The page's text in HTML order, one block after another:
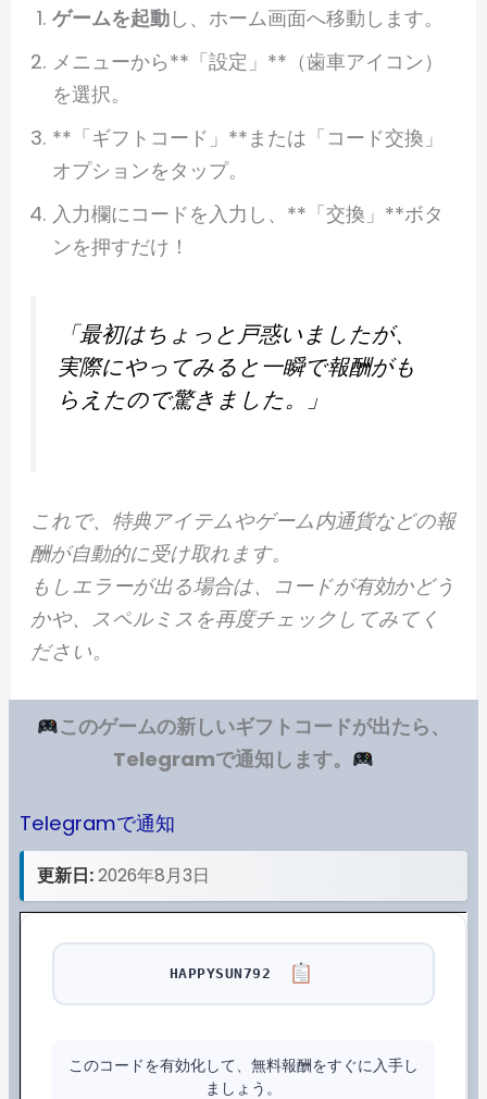
ゲームを起動し、ホーム画面へ移動します。
メニューから**「設定」**（歯車アイコン）
を選択。
**「ギフトコード」**または「コード交換」
オプションをタップ。
入力欄にコードを入力し、**「交換」**ボタ
ンを押すだけ！
「最初はちょっと戸惑いましたが、
実際にやってみると一瞬で報酬がも
らえたので驚きました。」
これで、特典アイテムやゲーム内通貨などの報
酬が自動的に受け取れます。
もしエラーが出る場合は、コードが有効かどう
かや、スペルミスを再度チェックしてみてく
ださい。
このゲームの新しいギフトコードが出たら、
Telegramで通知します。
Telegramで通知
更新日:2026年8月3日
HAPPYSUN792
このコードを有効化して、無料報酬をすぐに入手し
ましょう。